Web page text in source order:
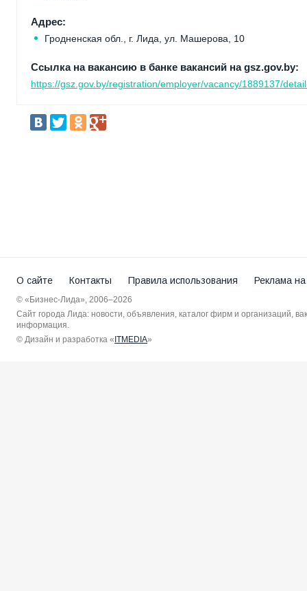
Адрес:
Гродненская обл., г. Лида, ул. Машерова, 10
Ссылка на вакансию в банке вакансий на gsz.gov.by:
https://gsz.gov.by/registration/employer/vacancy/1889137/
О сайте Контакты Правила использования Реклама
© «Бизнес-Лида», 2006–2026
Сайт города Лида: новости, объявления, каталог фирм и организаций,
информация.
© Дизайн и разработка « ITMEDIA»